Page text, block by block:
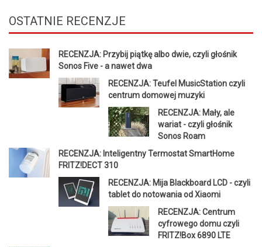
OSTATNIE RECENZJE
RECENZJA: Przybij piątkę albo dwie, czyli głośnik
Sonos Five - a nawet dwa
RECENZJA: Teufel MusicStation czyli
centrum domowej muzyki
RECENZJA: Mały, ale
wariat - czyli głośnik
Sonos Roam
RECENZJA: Inteligentny Termostat SmartHome
FRITZ!DECT 310
RECENZJA: Mija Blackboard LCD - czyli
tablet do notowania od Xiaomi
RECENZJA: Centrum
cyfrowego domu czyli
FRITZ!Box 6890 LTE